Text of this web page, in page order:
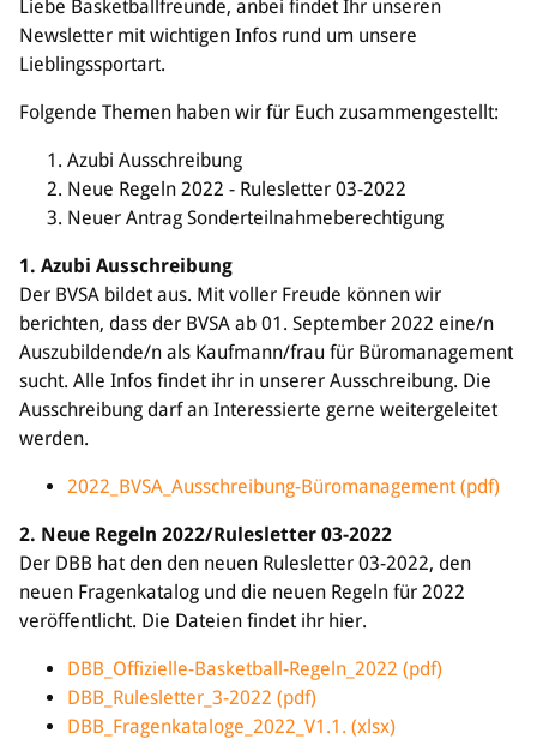
Sponsoren & Partner
Sportorganisation
Philosophie
BVSA-Events
Hallenübersicht
Digitaler Spielberichtsbogen
Leistungssport
Ausrichtung
Auswahlen
Mitteldeutsche Liga (MDL)
Allgemeines
Projekte
Info
Bildungsnetzwerk
Schiedsrichterwesen
Bildungsangebote im BVSA
Liebe Basketballfreunde, anbei findet Ihr unseren
Newsletter mit wichtigen Infos rund um unsere
Lieblingssportart.
Folgende Themen haben wir für Euch zusammengestellt:
Azubi Ausschreibung
Neue Regeln 2022 - Rulesletter 03-2022
Neuer Antrag Sonderteilnahmeberechtigung
1. Azubi Ausschreibung
Der BVSA bildet aus. Mit voller Freude können wir
berichten, dass der BVSA ab 01. September 2022 eine/n
Auszubildende/n als Kaufmann/frau für Büromanagement
sucht. Alle Infos findet ihr in unserer Ausschreibung. Die
Ausschreibung darf an Interessierte gerne weitergeleitet
werden.
2022_BVSA_Ausschreibung-Büromanagement (pdf)
2. Neue Regeln 2022/Rulesletter 03-2022
Der DBB hat den den neuen Rulesletter 03-2022, den
neuen Fragenkatalog und die neuen Regeln für 2022
veröffentlicht. Die Dateien findet ihr hier.
DBB_Offizielle-Basketball-Regeln_2022 (pdf)
DBB_Rulesletter_3-2022 (pdf)
DBB_Fragenkataloge_2022_V1.1. (xlsx)